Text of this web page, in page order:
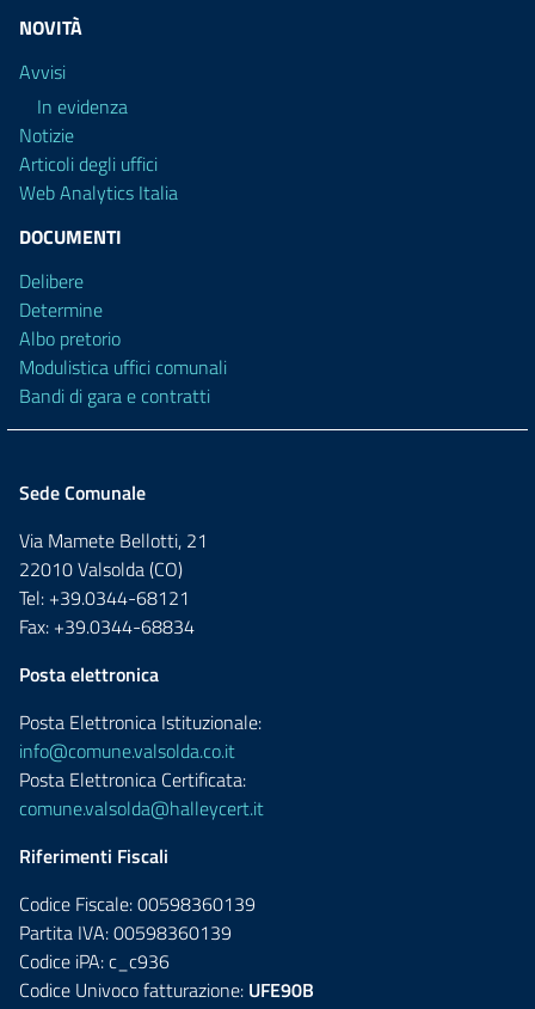
NOVITÀ
Avvisi
In evidenza
Notizie
Articoli degli uffici
Web Analytics Italia
DOCUMENTI
Delibere
Determine
Albo pretorio
Modulistica uffici comunali
Bandi di gara e contratti
Sede Comunale
Via Mamete Bellotti, 21
22010 Valsolda (CO)
Tel: +39.0344-68121
Fax: +39.0344-68834
Posta elettronica
Posta Elettronica Istituzionale:
info@comune.valsolda.co.it
Posta Elettronica Certificata:
comune.valsolda@halleycert.it
Riferimenti Fiscali
Codice Fiscale: 00598360139
Partita IVA: 00598360139
Codice iPA: c_c936
Codice Univoco fatturazione: UFE90B